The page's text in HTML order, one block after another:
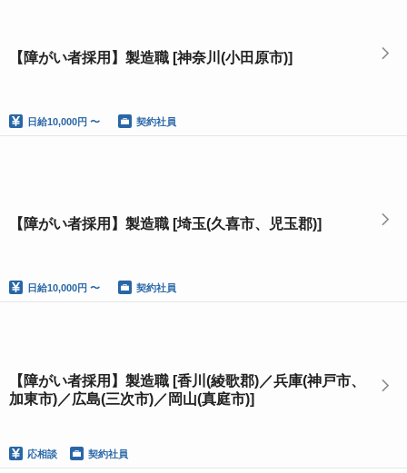
【障がい者採用】製造職 [神奈川(小田原市)]
日給10,000円 〜 契約社員
【障がい者採用】製造職 [埼玉(久喜市、児玉郡)]
日給10,000円 〜 契約社員
【障がい者採用】製造職 [香川(綾歌郡)／兵庫(神戸市、
加東市)／広島(三次市)／岡山(真庭市)]
応相談 契約社員